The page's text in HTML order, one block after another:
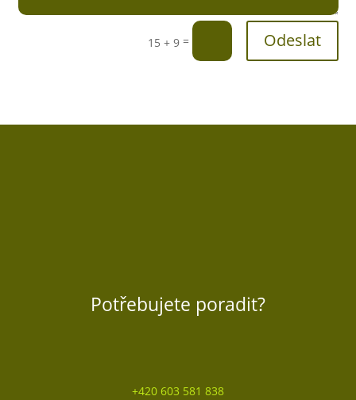
15 + 9= Odeslat
Potřebujete poradit?
+420 603 581 838